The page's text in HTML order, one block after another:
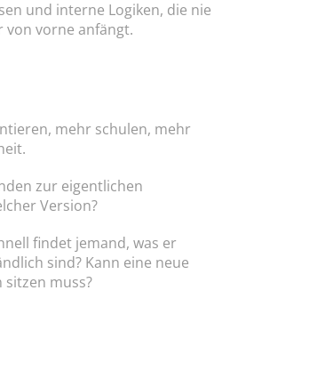
und interne Logiken, die nie
von vorne anfängt.
mehr schulen, mehr
zur eigentlichen
Version?
findet jemand, was er
sind? Kann eine neue
muss?